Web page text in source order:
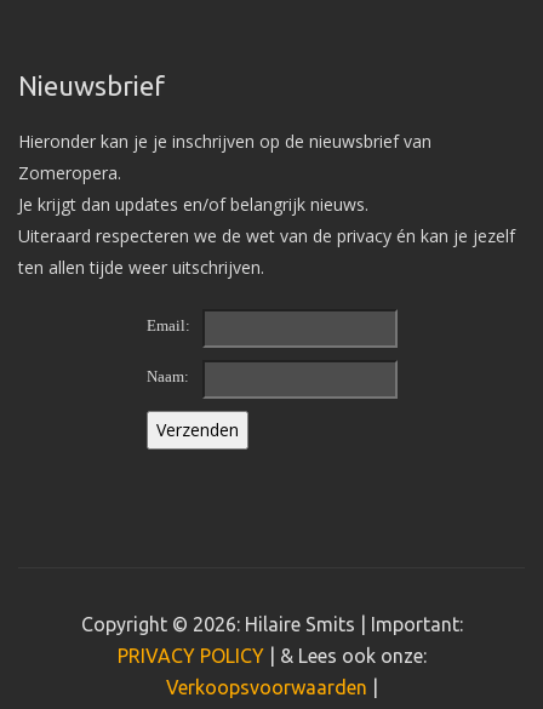
Nieuwsbrief
Hieronder kan je je inschrijven op de nieuwsbrief van
Zomeropera.
Je krijgt dan updates en/of belangrijk nieuws.
Uiteraard respecteren we de wet van de privacy én kan je jezelf
ten allen tijde weer uitschrijven.
Email:
Naam:
Copyright © 2026: Hilaire Smits | Important:
PRIVACY POLICY| & Lees ook onze:
Verkoopsvoorwaarden